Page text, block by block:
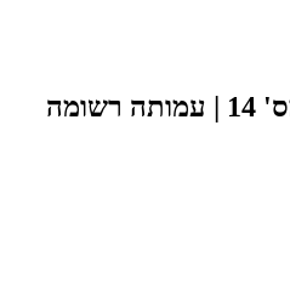
לשכת הגליל הגדולה מס' 14 | עמותה רשומה